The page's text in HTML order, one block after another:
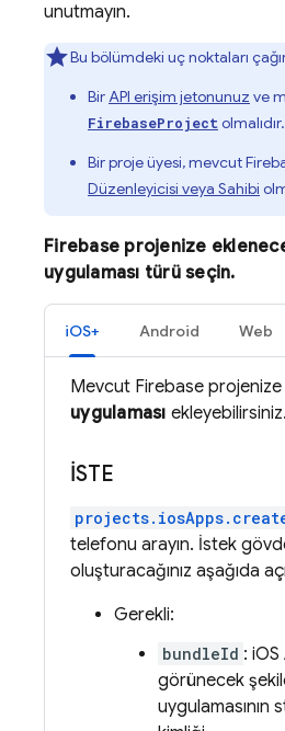
unutmayın.
Bu bölümdeki uç noktaları
BirAPI erişim jetonunuz ve
FirebaseProject olmalıdır.
Bir proje üyesi, mevcut
Düzenleyicisi veya Sahibi
Firebase projenize
uygulaması türü seçin.
iOS+ Android Web
Mevcut Firebase projenize
uygulaması ekleyebilirsiniz.
İSTE
telefonu arayın. İstek
oluşturacağınız aşağıda
Gerekli:
bundleId :
görünecek